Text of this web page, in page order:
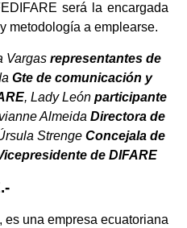
será la encargada
metodología a emplearse.
Vargas representantes de
Gte de comunicación y
, Lady León participante
Almeida Directora de
Strenge Concejala de
de DIFARE
una empresa ecuatoriana